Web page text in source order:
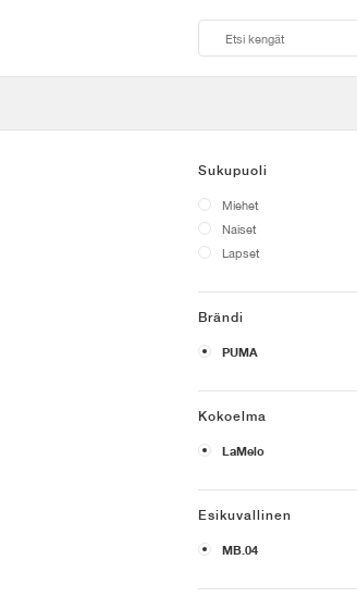
Sukupuoli
Miehet
Naiset
Lapset
Brändi
PUMA
Kokoelma
LaMelo
Esikuvallinen
MB.04